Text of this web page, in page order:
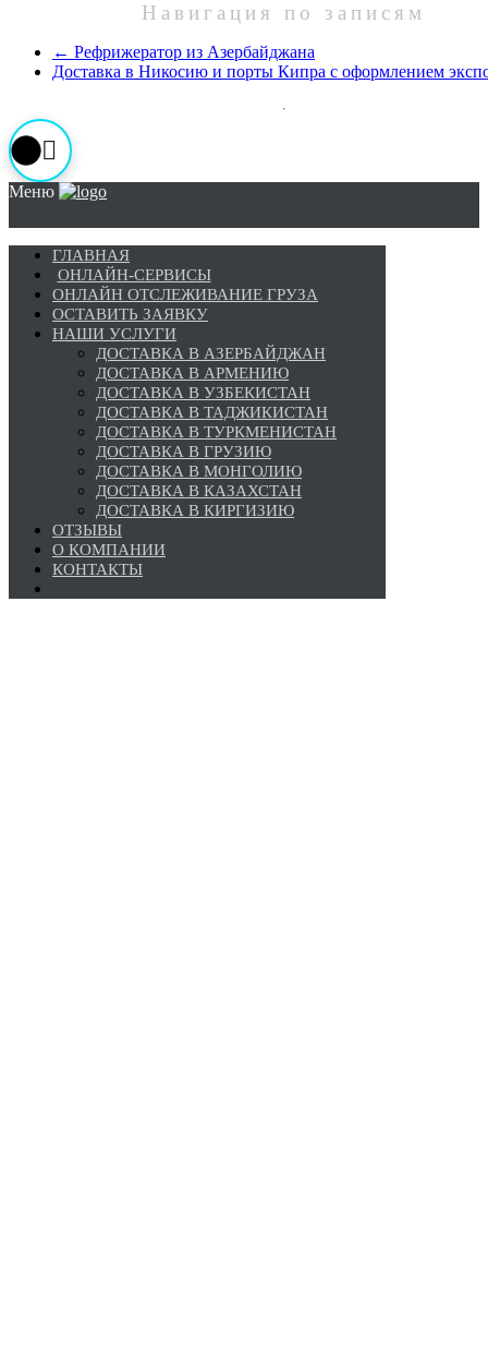
Навигация по записям
← Рефрижератор из Азербайджана
Доставка в Никосию и порты Кипра с оформлением
Меню
ГЛАВНАЯ
ОНЛАЙН-СЕРВИСЫ
ОНЛАЙН ОТСЛЕЖИВАНИЕ ГРУЗА
ОСТАВИТЬ ЗАЯВКУ
НАШИ УСЛУГИ
ДОСТАВКА В АЗЕРБАЙДЖАН
ДОСТАВКА В АРМЕНИЮ
ДОСТАВКА В УЗБЕКИСТАН
ДОСТАВКА В ТАДЖИКИСТАН
ДОСТАВКА В ТУРКМЕНИСТАН
ДОСТАВКА В ГРУЗИЮ
ДОСТАВКА В МОНГОЛИЮ
ДОСТАВКА В КАЗАХСТАН
ДОСТАВКА В КИРГИЗИЮ
ОТЗЫВЫ
О КОМПАНИИ
КОНТАКТЫ